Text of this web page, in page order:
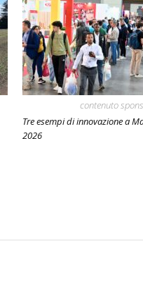
contenuto
Tre esempi di innovazione a
2026